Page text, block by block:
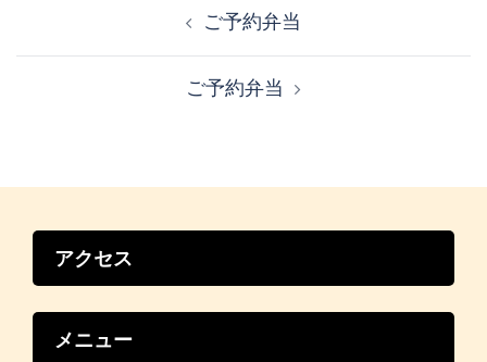
ご予約弁当
ご予約弁当
アクセス
メニュー